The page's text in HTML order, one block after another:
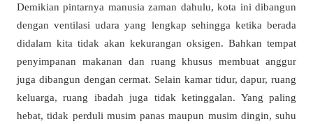
Demikian pintarnya manusia zaman dahulu, kota ini dibangun
dengan ventilasi udara yang lengkap sehingga ketika berada
didalam kita tidak akan kekurangan oksigen. Bahkan tempat
penyimpanan makanan dan ruang khusus membuat anggur
juga dibangun dengan cermat. Selain kamar tidur, dapur, ruang
keluarga, ruang ibadah juga tidak ketinggalan. Yang paling
hebat, tidak perduli musim panas maupun musim dingin, suhu